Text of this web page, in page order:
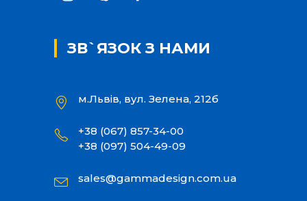
ЗВ`ЯЗОК З НАМИ
м.Львів, вул. Зелена, 212б
+38 (067) 857-34-00
+38 (097) 504-49-09
sales@gammadesign.com.ua